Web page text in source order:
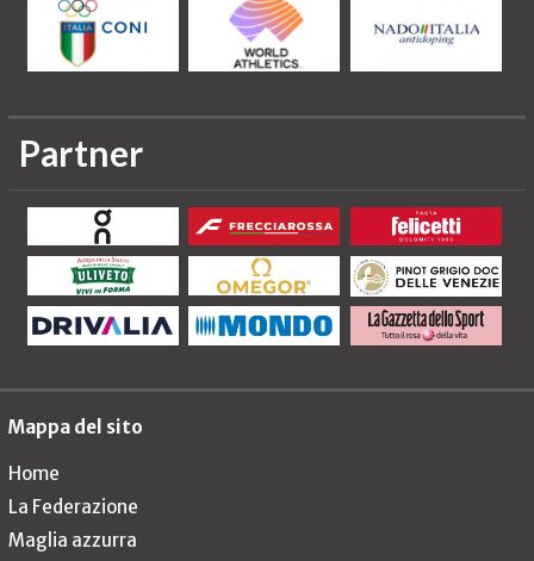
Partner
Mappa del sito
Home
La Federazione
Maglia azzurra